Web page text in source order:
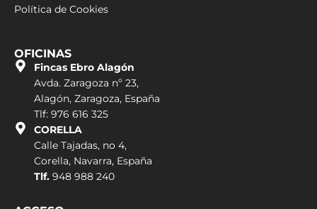
Política de Cookies
OFICINAS
Fincas Ebro Alagón
Avda. Zaragoza nº 23,
Alagón, Zaragoza, España
Tlf: 976 616 325
CORELLA
Calle Tajadas, no 4,
Corella, Navarra, España
Tlf. 948 988 240